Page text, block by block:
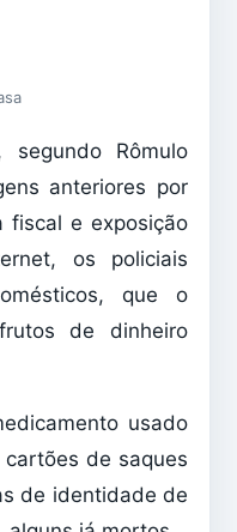
Rômulo
anteriores por
fiscal e exposição
os policiais
que o
de dinheiro
usado
de saques
de identidade de